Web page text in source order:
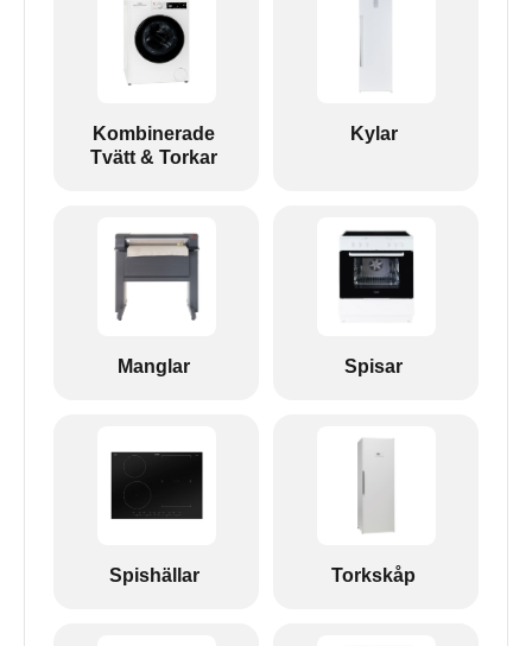
Kombinerade
Tvätt & Torkar
Kylar
Manglar Spisar
Spishällar Torkskåp